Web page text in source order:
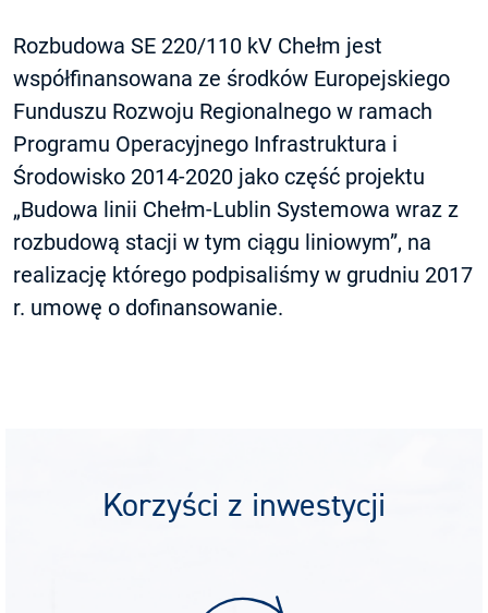
Rozbudowa SE 220/110 kV Chełm jest
współfinansowana ze środków Europejskiego
Funduszu Rozwoju Regionalnego w ramach
Programu Operacyjnego Infrastruktura i
Środowisko 2014-2020 jako część projektu
„Budowa linii Chełm-Lublin Systemowa wraz z
rozbudową stacji w tym ciągu liniowym”, na
realizację którego podpisaliśmy w grudniu 2017
r. umowę o dofinansowanie.
Korzyści z inwestycji